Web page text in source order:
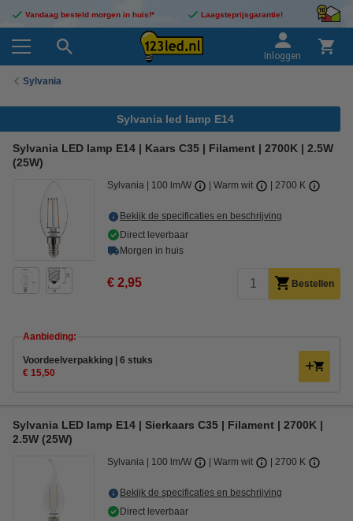
Vandaag besteld morgen in huis!* Laagsteprijsgarantie!
Inloggen
Sylvania
Sylvania led lamp E14
Sylvania LED lamp E14 | Kaars C35 | Filament | 2700K | 2.5W
(25W)
Sylvania 100 lm/W Warm wit 2700 K
Bekijk de specificaties en beschrijving
Direct leverbaar
Morgen in huis
€ 2,95 Bestellen
Aanbieding:
Voordeelverpakking | 6 stuks
€ 15,50
Sylvania LED lamp E14 | Sierkaars C35 | Filament | 2700K |
2.5W (25W)
Sylvania 100 lm/W Warm wit 2700 K
Bekijk de specificaties en beschrijving
Direct leverbaar